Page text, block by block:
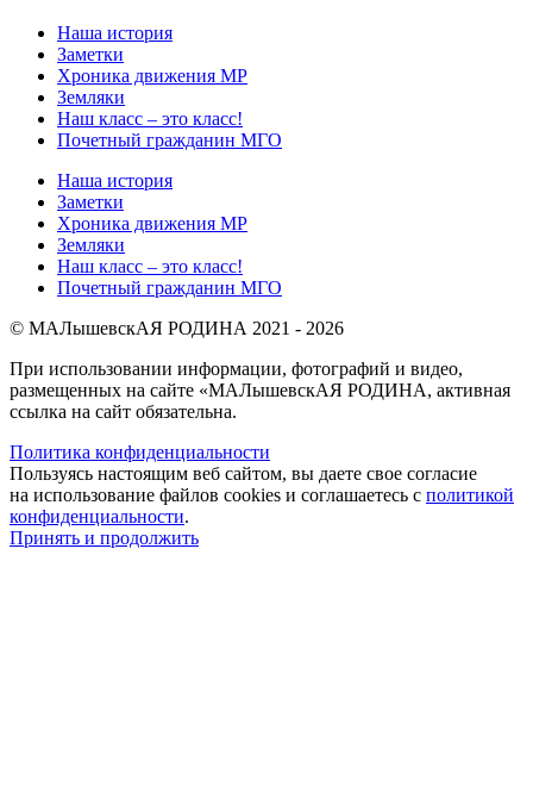
Наша история
Заметки
Хроника движения МР
Земляки
Наш класс – это класс!
Почетный гражданин МГО
Наша история
Заметки
Хроника движения МР
Земляки
Наш класс – это класс!
Почетный гражданин МГО
© МАЛышевскАЯ РОДИНА 2021 - 2026
При использовании информации, фотографий и видео,
размещенных на сайте «МАЛышевскАЯ РОДИНА, активная
ссылка на сайт обязательна.
Политика конфиденциальности
Пользуясь настоящим веб сайтом, вы даете свое согласие
на использование файлов cookies и соглашаетесь с политикой
конфиденциальности.
Принять и продолжить